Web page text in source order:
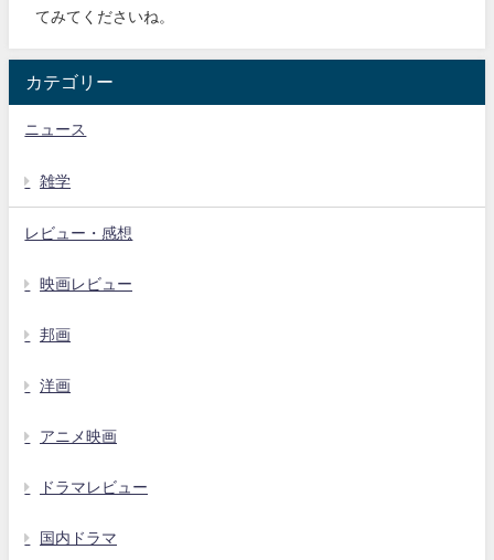
てみてくださいね。
カテゴリー
ニュース
雑学
レビュー・感想
映画レビュー
邦画
洋画
アニメ映画
ドラマレビュー
国内ドラマ